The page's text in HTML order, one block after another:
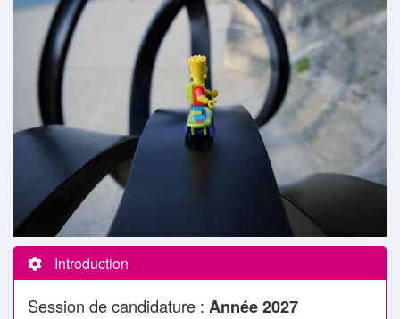
Introduction
Session de candidature : Année 2027